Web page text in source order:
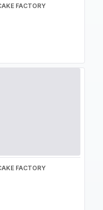
FACTORY
FACTORY